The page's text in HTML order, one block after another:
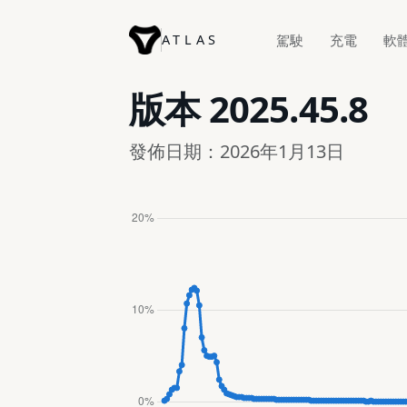
ATLAS 駕駛 充電 軟
版本2025.45.8
發佈日期：2026年1月13日